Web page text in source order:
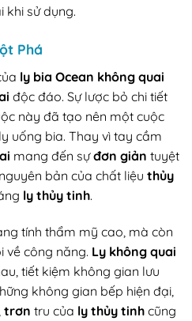
khi sử dụng.
Phá
ly bia Ocean không quai
độc đáo. Sự lược bỏ chi tiết
này đã tạo nên một cuộc
uống bia. Thay vì tay cầm
mang đến sựđơn giản tuyệt
bản của chất liệu thủy
ly thủy tinh.
tính thẩm mỹ cao, mà còn
về công năng. Ly không quai
tiết kiệm không gian lưu
không gian bếp hiện đại,
trơn tru của ly thủy tinh cũng